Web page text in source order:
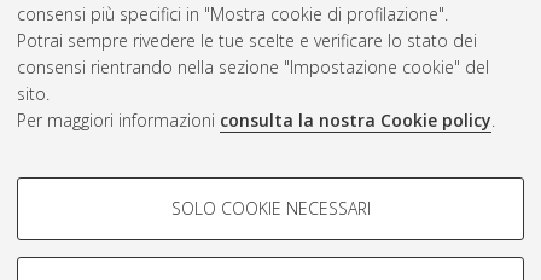
consensi più specifici in "Mostra cookie di profilazione".
Potrai sempre rivedere le tue scelte e verificare lo stato dei
consensi rientrando nella sezione "Impostazione cookie" del
sito.
Per maggiori informazioni consulta la nostra Cookie policy.
COOKIE DI PROFILAZIONE -
Si tratta di cookie utilizzati per analizzare le caratteristiche della
SOLO COOKIE NECESSARI
Rss 2.0
ISSN: 2038-7946
Impostazioni Cookie
Informativa sulla privacy
Condizioni d’uso del sito